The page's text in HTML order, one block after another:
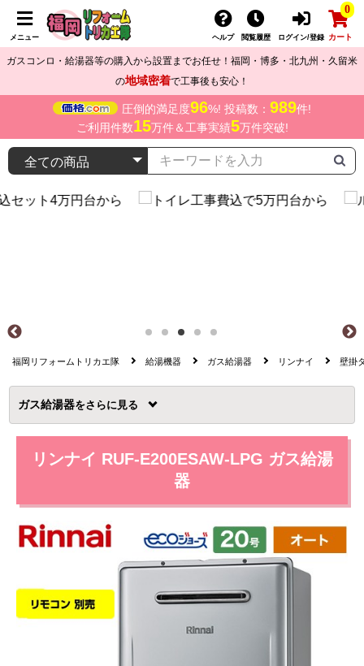
メニュー ヘルプ 閲覧履歴 ログイン/登録
0
カート
ガスコンロ・給湯器等の購入から設置までお任せ！福岡・博多・北九州・久留米
の地域密着で工事後も安心！
圧倒的満足度96%! 投稿数： 989件!
ご利用件数15万件＆工事実績5万件突破!
福岡リフォームトリカエ隊 給湯機器 ガス給湯器 リンナイ 壁掛
ガス給湯器を
リンナイ RUF-E200ESAW-LPG ガス給湯
器